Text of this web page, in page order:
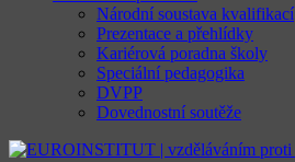
Národní soustava kvalifikací
Prezentace a přehlídky
Kariérová poradna školy
Speciální pedagogika
DVPP
Dovednostní soutěže